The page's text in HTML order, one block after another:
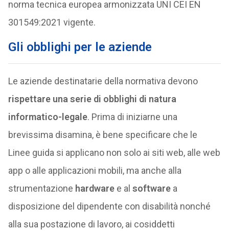
norma tecnica europea armonizzata UNI CEI EN
301549:2021 vigente.
Gli obblighi per le aziende
Le aziende destinatarie della normativa devono
rispettare una serie di obblighi di natura
informatico-legale. Prima di iniziarne una
brevissima disamina, è bene specificare che le
Linee guida si applicano non solo ai siti web, alle web
app o alle applicazioni mobili, ma anche alla
strumentazione hardwaree al softwarea
disposizione del dipendente con disabilità nonché
alla sua postazione di lavoro, ai cosiddetti